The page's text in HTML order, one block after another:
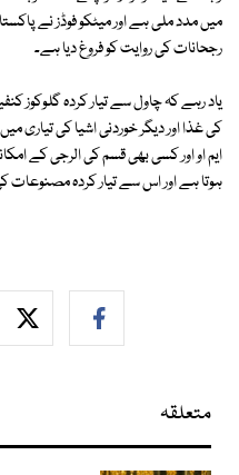
میں مدد ملی ہے اور میٹکو فوڈز نے
رجحانات کی روایت کو فروغ دیا ہے۔
یاد رہے کہ چاول سے تیار کردہ گلوکوز
کی غذا اور دیگر خوردنی اشیا کی تیاری
ایم او اور کسی بھی قسم کی الرجی کے
ہوتا ہے اور اس سے تیار کردہ
متعلقہ